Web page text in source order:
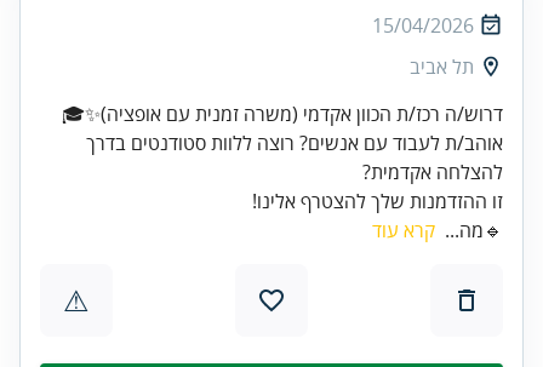
15/04/2026
תל אביב
אוהב/ת לעבוד עם אנשים? רוצה ללוות סטודנטים בדרך
זו ההזדמנות שלך להצטרף אלינו!
🔹מה... קרא עוד
⚠